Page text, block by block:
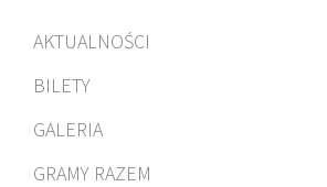
AKTUALNOŚCI
BILETY
GALERIA
GRAMY RAZEM